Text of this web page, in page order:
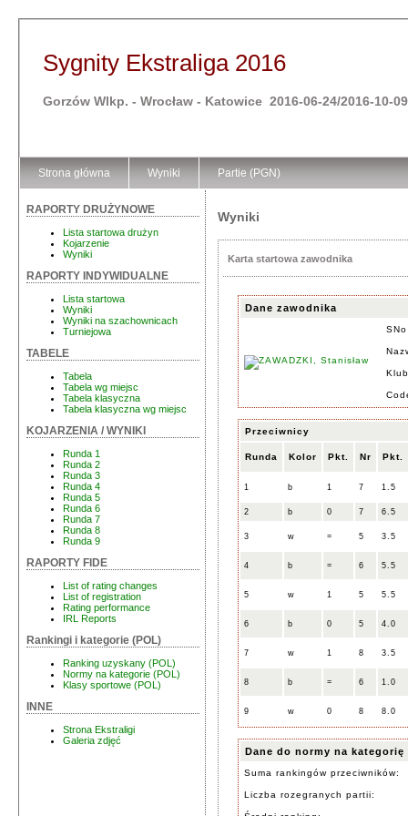
Sygnity Ekstraliga 2016
Gorzów Wlkp. - Wrocław - Katowice 2016-06-24/2016-10-09
Strona główna Wyniki Partie (PGN)
RAPORTY DRUŻYNOWE
Lista startowa drużyn
Kojarzenie
Wyniki
RAPORTY INDYWIDUALNE
Lista startowa
Wyniki
Wyniki na szachownicach
Turniejowa
TABELE
Tabela
Tabela wg miejsc
Tabela klasyczna
Tabela klasyczna wg miejsc
KOJARZENIA / WYNIKI
Runda 1
Runda 2
Runda 3
Runda 4
Runda 5
Runda 6
Runda 7
Runda 8
Runda 9
RAPORTY FIDE
List of rating changes
List of registration
Rating performance
IRL Reports
Rankingi i kategorie (POL)
Ranking uzyskany (POL)
Normy na kategorie (POL)
Klasy sportowe (POL)
INNE
Strona Ekstraligi
Galeria zdjęć
Wyniki
Karta startowa zawodnika
Dane zawodnika
SNo
Klub
Przeciwnicy
Runda Kolor Pkt. Nr Pkt.
1 b 1 7 1.5
2 b 0 7 6.5
3 w = 5 3.5
4 b = 6 5.5
5 w 1 5 5.5
6 b 0 5 4.0
7 w 1 8 3.5
8 b = 6 1.0
9 w 0 8 8.0
Dane do normy na kategorię
Suma rankingów przeciwników:
Liczba rozegranych partii: